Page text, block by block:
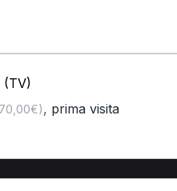
(TV)
, prima visita